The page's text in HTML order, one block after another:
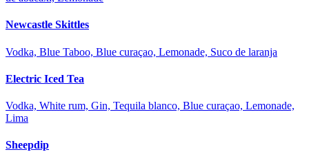
Newcastle Skittles
Vodka, Blue Taboo, Blue curaçao, Lemonade, Suco de laranja
Electric Iced Tea
Vodka, White rum, Gin, Tequila blanco, Blue curaçao, Lemonade,
Lima
Sheepdip